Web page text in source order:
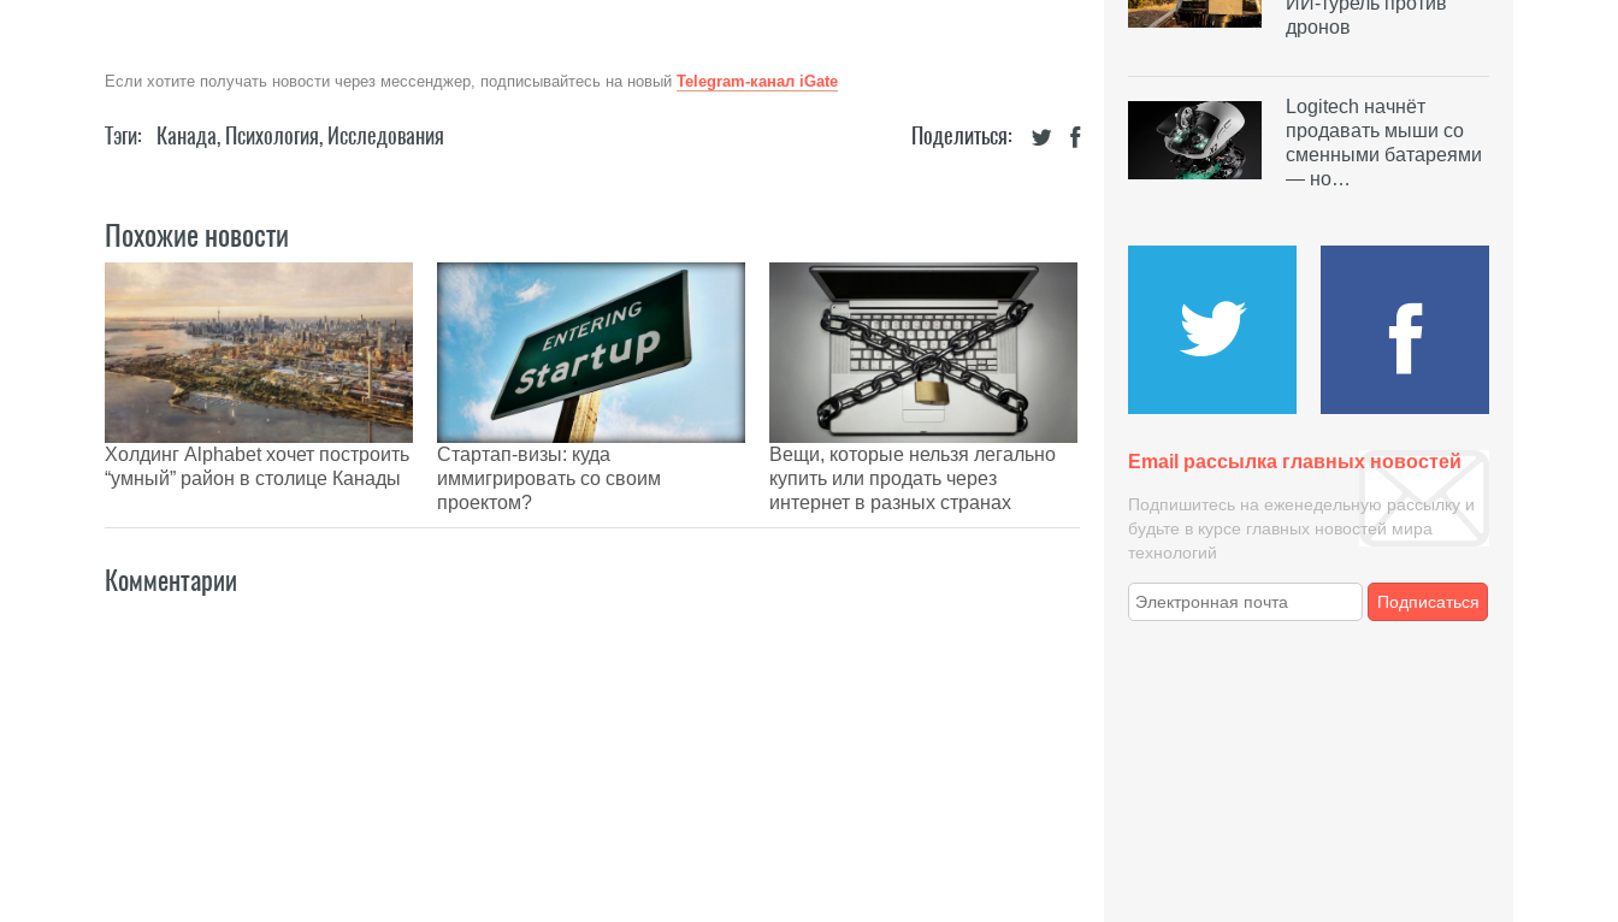
Если хотите получать новости через мессенджер, подписывайтесь на новый Telegram-канал iGate
Поделиться:
Тэги: Канада, Психология, Исследования
Похожие новости
Холдинг Alphabet хочет построить
“умный” район в столице Канады
Стартап-визы: куда
иммигрировать со своим
проектом?
Вещи, которые нельзя легально
купить или продать через
интернет в разных странах
Комментарии
дронов
Logitech начнёт
продавать мыши со
сменными батареями
— но…
Email рассылка главных новостей
Подпишитесь на еженедельную рассылку и
будьте в курсе главных новостей мира
технологий
Подписаться